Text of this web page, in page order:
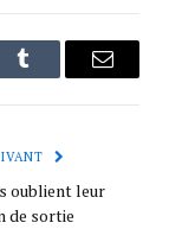
Tumblr
oublient leur
de sortie